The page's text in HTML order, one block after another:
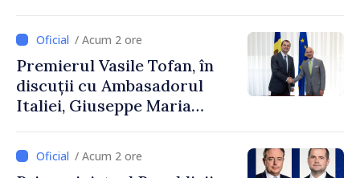
Uygar Mustafa Sertel
/ Acum 2 ore
Premierul Vasile Tofan, în
discuții cu Ambasadorul
Italiei, Giuseppe Maria
/ Acum 2 ore